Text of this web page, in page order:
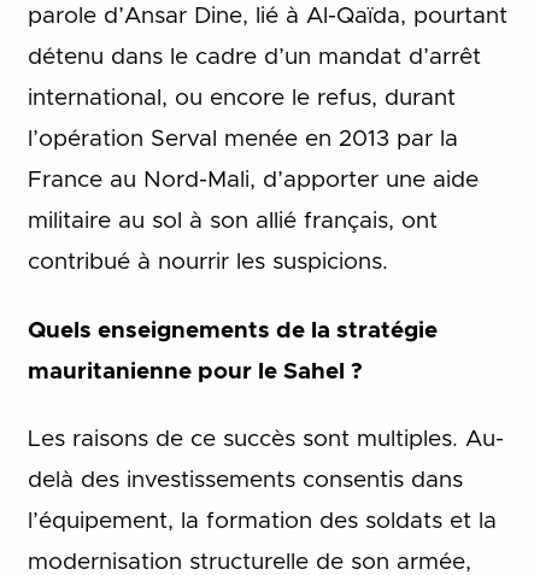
parole d’Ansar Dine, lié à Al-Qaïda, pourtant
détenu dans le cadre d’un mandat d’arrêt
international, ou encore le refus, durant
l’opération Serval menée en 2013 par la
France au Nord-Mali, d’apporter une aide
militaire au sol à son allié français, ont
contribué à nourrir les suspicions.
Quels enseignements de la stratégie
mauritanienne pour le Sahel ?
Les raisons de ce succès sont multiples. Au-
delà des investissements consentis dans
l’équipement, la formation des soldats et la
modernisation structurelle de son armée,